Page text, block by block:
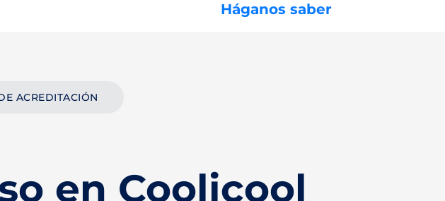
Háganos saber
ACREDITACIÓN
en Coolicool